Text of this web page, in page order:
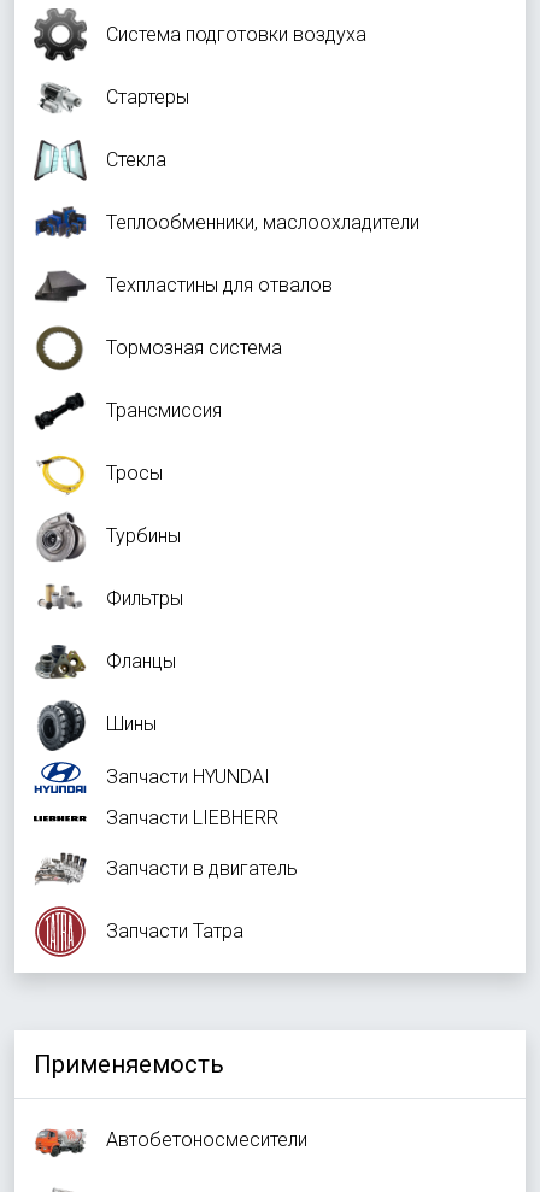
Система подготовки воздуха
Стартеры
Стекла
Теплообменники, маслоохладители
Техпластины для отвалов
Тормозная система
Трансмиссия
Тросы
Турбины
Фильтры
Фланцы
Шины
Запчасти HYUNDAI
Запчасти LIEBHERR
Запчасти в двигатель
Запчасти Татра
Применяемость
Автобетоносмесители